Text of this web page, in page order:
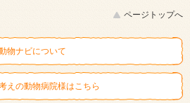
ページトップへ
物ナビについて
えの動物病院様はこちら